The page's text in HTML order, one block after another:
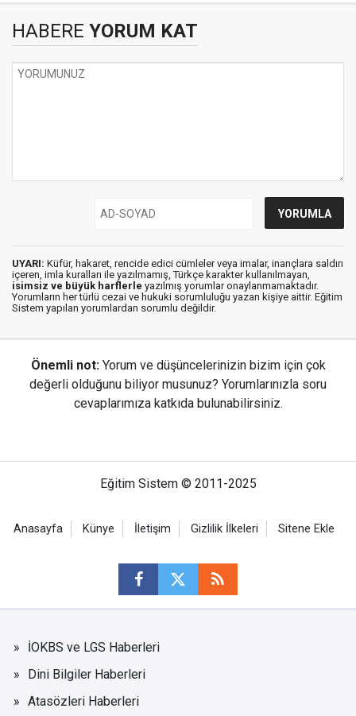
HABERE YORUM KAT
UYARI: Küfür, hakaret, rencide edici cümleler veya imalar, inançlara saldırı
içeren, imla kuralları ile yazılmamış, Türkçe karakter kullanılmayan,
isimsiz ve büyük harflerle yazılmış yorumlar onaylanmamaktadır.
Yorumların her türlü cezai ve hukuki sorumluluğu yazan kişiye aittir. Eğitim
Sistem yapılan yorumlardan sorumlu değildir.
Önemli not: Yorum ve düşüncelerinizin bizim için çok
değerli olduğunu biliyor musunuz? Yorumlarınızla soru
cevaplarımıza katkıda bulunabilirsiniz.
Eğitim Sistem © 2011-2025
Anasayfa Künye İletişim Gizlilik İlkeleri Sitene Ekle
İOKBS ve LGS Haberleri
Dini Bilgiler Haberleri
Atasözleri Haberleri